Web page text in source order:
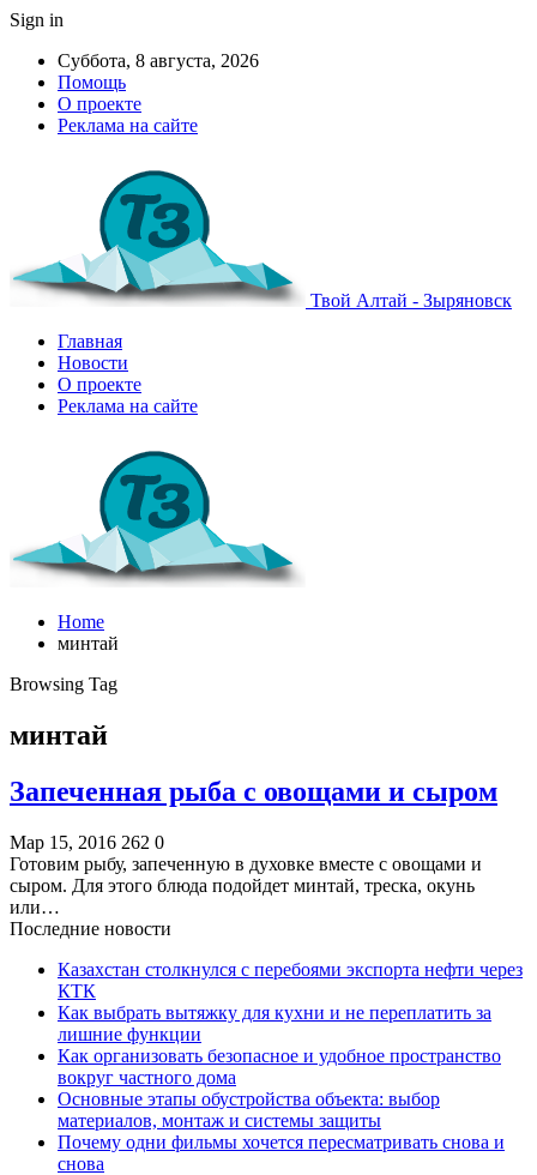
Sign in
Суббота, 8 августа, 2026
Помощь
О проекте
Реклама на сайте
Твой Алтай - Зыряновск
Главная
Новости
О проекте
Реклама на сайте
Home
минтай
Browsing Tag
минтай
Запеченная рыба с овощами и сыром
Мар 15, 2016 262 0
Готовим рыбу, запеченную в духовке вместе с овощами и
сыром. Для этого блюда подойдет минтай, треска, окунь
или…
Последние новости
Казахстан столкнулся с перебоями экспорта нефти через
КТК
Как выбрать вытяжку для кухни и не переплатить за
лишние функции
Как организовать безопасное и удобное пространство
вокруг частного дома
Основные этапы обустройства объекта: выбор
материалов, монтаж и системы защиты
Почему одни фильмы хочется пересматривать снова и
снова